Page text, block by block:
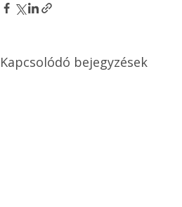
Kapcsolódó bejegyzések